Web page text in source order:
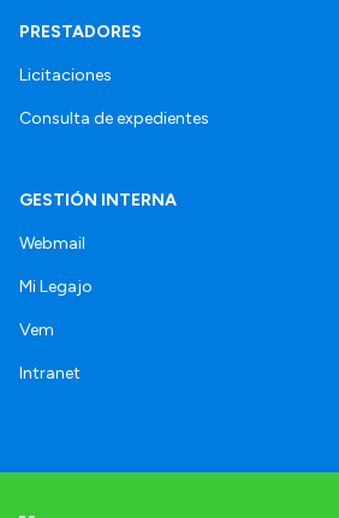
PRESTADORES
Licitaciones
Consulta de expedientes
GESTIÓN INTERNA
Webmail
Mi Legajo
Vem
Intranet